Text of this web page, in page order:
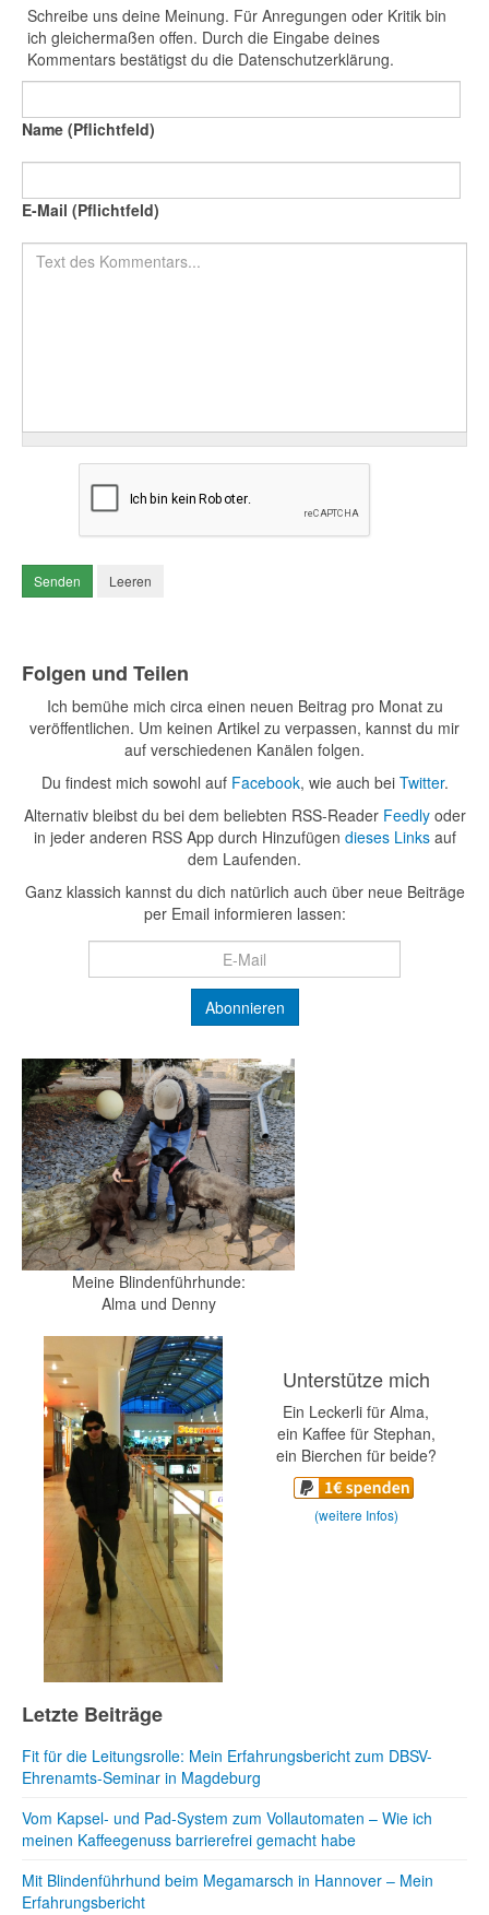
Schreibe uns deine Meinung. Für Anregungen oder Kritik bin
ich gleichermaßen offen. Durch die Eingabe deines
Kommentars bestätigst du die Datenschutzerklärung.
Name (Pflichtfeld)
E-Mail (Pflichtfeld)
Text des Kommentars
Senden Leeren
Folgen und Teilen
Ich bemühe mich circa einen neuen Beitrag pro Monat zu
veröffentlichen. Um keinen Artikel zu verpassen, kannst du mir
auf verschiedenen Kanälen folgen.
Du findest mich sowohl auf Facebook, wie auch bei Twitter.
Alternativ bleibst du bei dem beliebten RSS-Reader Feedlyoder
in jeder anderen RSS App durch Hinzufügen dieses Linksauf
dem Laufenden.
Ganz klassich kannst du dich natürlich auch über neue Beiträge
per Email informieren lassen:
Meine Blindenführhunde:
Alma und Denny
Unterstütze mich
Ein Leckerli für Alma,
ein Kaffee für Stephan,
ein Bierchen für beide?
(weitere Infos)
Letzte Beiträge
Fit für die Leitungsrolle: Mein Erfahrungsbericht zum DBSV-
Ehrenamts-Seminar in Magdeburg
Vom Kapsel- und Pad-System zum Vollautomaten – Wie ich
meinen Kaffeegenuss barrierefrei gemacht habe
Mit Blindenführhund beim Megamarsch in Hannover – Mein
Erfahrungsbericht